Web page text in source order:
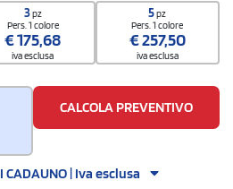
3pz
Pers. 1 colore
€175,68
iva esclusa
5pz
Pers. 1 colore
€257,50
iva esclusa
CALCOLA PREVENTIVO
CADAUNO | Iva esclusa